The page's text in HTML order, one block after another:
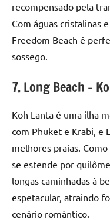
recompensado pela
Com águas cristalinas
Freedom Beach é
sossego.
7. Long Beach –
Koh Lanta é uma ilha
com Phuket e Krabi, e
melhores praias.
se estende por
longas caminhadas à
espetacular, atraindo
cenário romântico.